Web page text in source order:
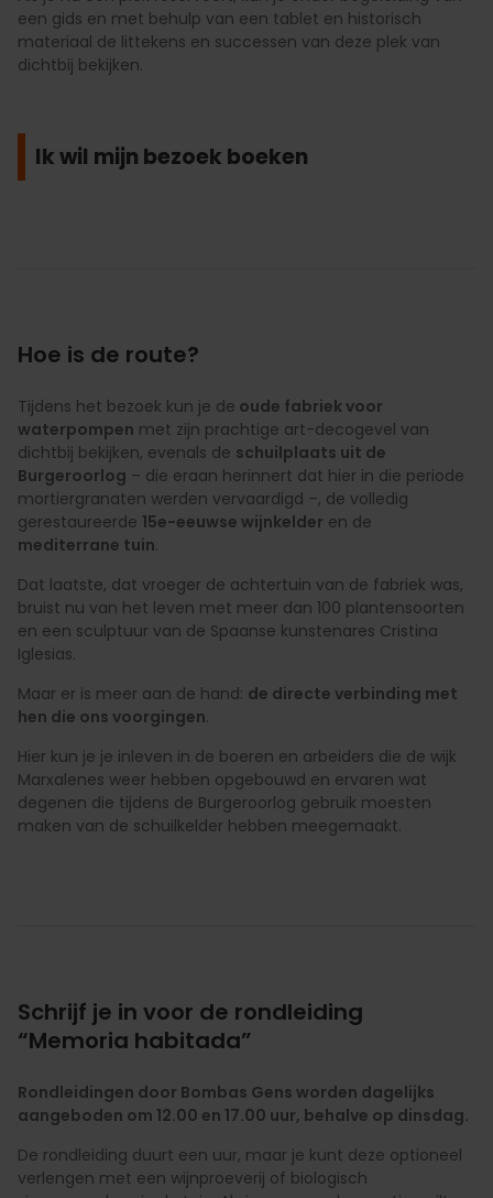
een gids en met behulp van een tablet en historisch
materiaal de littekens en successen van deze plek van
dichtbij bekijken.
Ik wil mijn bezoek boeken
Hoe is de route?
Tijdens het bezoek kun je de oude fabriek voor
waterpompen met zijn prachtige art-decogevel van
dichtbij bekijken, evenals de schuilplaats uit de
Burgeroorlog – die eraan herinnert dat hier in die periode
mortiergranaten werden vervaardigd –, de volledig
gerestaureerde 15e-eeuwse wijnkelder en de
mediterrane tuin.
Dat laatste, dat vroeger de achtertuin van de fabriek was,
bruist nu van het leven met meer dan 100 plantensoorten
en een sculptuur van de Spaanse kunstenares Cristina
Iglesias.
Maar er is meer aan de hand: de directe verbinding met
hen die ons voorgingen.
Hier kun je je inleven in de boeren en arbeiders die de wijk
Marxalenes weer hebben opgebouwd en ervaren wat
degenen die tijdens de Burgeroorlog gebruik moesten
maken van de schuilkelder hebben meegemaakt.
Schrijf je in voor de rondleiding
“Memoria habitada”
Rondleidingen door Bombas Gens worden dagelijks
aangeboden om 12.00 en 17.00 uur, behalve op dinsdag.
De rondleiding duurt een uur, maar je kunt deze optioneel
verlengen met een wijnproeverij of biologisch